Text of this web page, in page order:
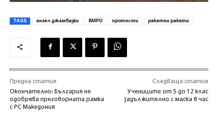
TAGS ангел джамбазки ВМРО протести ракетни ракети
Предна статия
Окончателно: България не
одобрява преговорната рамка
с РС Македония
Следваща статия
Учениците от 5 до 12 клас
задължително с маска в час